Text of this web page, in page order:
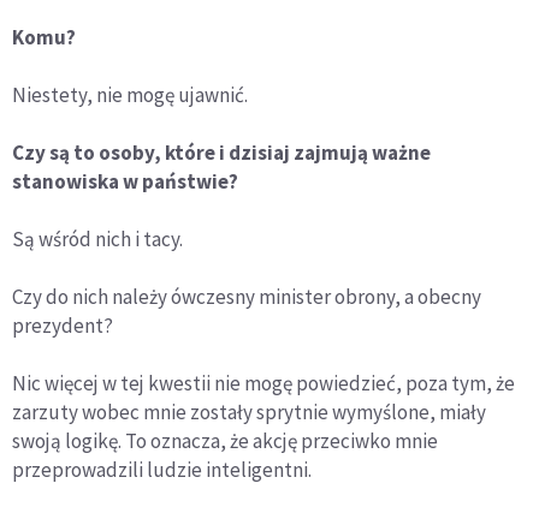
Komu?
Niestety, nie mogę ujawnić.
Czy są to osoby, które i dzisiaj zajmują ważne
stanowiska w państwie?
Są wśród nich i tacy.
Czy do nich należy ówczesny minister obrony, a obecny
prezydent?
Nic więcej w tej kwestii nie mogę powiedzieć, poza tym, że
zarzuty wobec mnie zostały sprytnie wymyślone, miały
swoją logikę. To oznacza, że akcję przeciwko mnie
przeprowadzili ludzie inteligentni.